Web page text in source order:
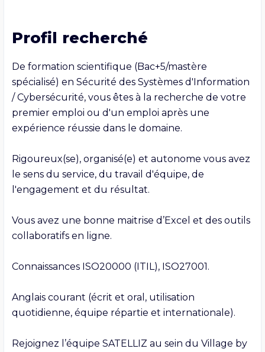
Profil recherché
De formation scientifique (Bac+5/mastère
spécialisé) en Sécurité des Systèmes d'Information
/ Cybersécurité, vous êtes à la recherche de votre
premier emploi ou d'un emploi après une
expérience réussie dans le domaine.
Rigoureux(se), organisé(e) et autonome vous avez
le sens du service, du travail d'équipe, de
l'engagement et du résultat.
Vous avez une bonne maitrise d’Excel et des outils
collaboratifs en ligne.
Connaissances ISO20000 (ITIL), ISO27001.
Anglais courant (écrit et oral, utilisation
quotidienne, équipe répartie et internationale).
Rejoignez l’équipe SATELLIZ au sein du Village by